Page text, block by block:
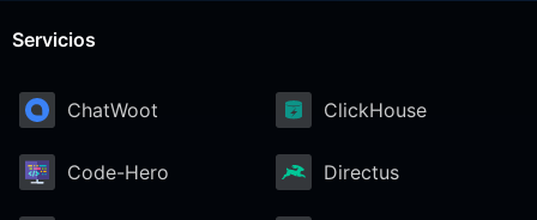
Servicios
ChatWoot ClickHouse
Code-Hero Directus